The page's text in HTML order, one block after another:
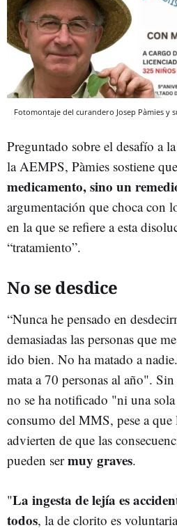
Fotomontaje del curandero Josep Pàmies y
Preguntado sobre el desafío a
la AEMPS, Pàmies sostiene que
medicamento, sino un
argumentación que choca con
en la que se refiere a esta
“tratamiento”.
No se desdice
“Nunca he pensado en
demasiadas las personas que
ido bien. No ha matado a
mata a 70 personas al año".
no se ha notificado "ni una
consumo del MMS, pese a que
advierten de que las
pueden sermuy graves.
"La ingesta de lejía es
todos, la de clorito es